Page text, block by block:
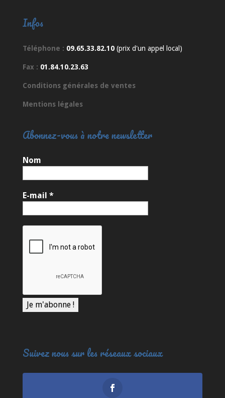
Infos
Téléphone : 09.65.33.82.10(prix d'un appel local)
Fax : 01.84.10.23.63
Conditions générales de ventes
Mentions légales
Abonnez-vous à notre newsletter
Nom
E-mail *
Suivez nous sur les réseaux sociaux